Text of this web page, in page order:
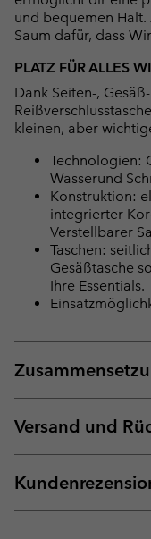
und bequemen
Saum dafür, dass
PLATZ FÜR ALLES
Dank Seiten-,
kleinen, aber
Technologien:
Wasserund
Konstruktion:
integrierter
Verstellbarer
Taschen:
Gesäßtasche
Ihre Essentials.
Versand und